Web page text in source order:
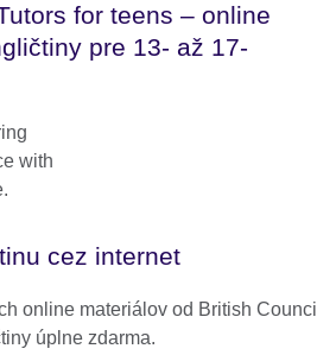
for teens – online
pre 13- až 17-
with
cez internet
online materiálov od British Council
úplne zdarma.